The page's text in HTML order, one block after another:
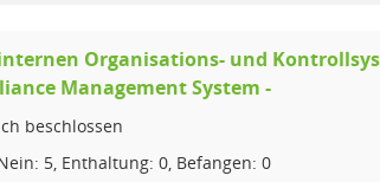
Organisations- und
Management System -
beschlossen
5, Enthaltung: 0, Befangen: 0